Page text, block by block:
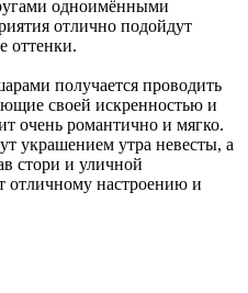
одноимёнными
отлично подойдут
оттенки.
получается проводить
своей искренностью и
очень романтично и мягко.
украшением утра невесты, а
стори и уличной
отличному настроению и